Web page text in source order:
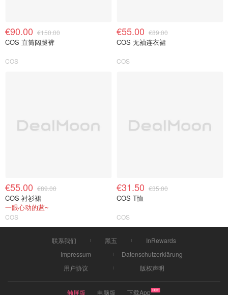
€90.00 €150.00
COS 直筒阔腿裤
COS
€55.00 €89.00
COS 无袖连衣裙
COS
€55.00 €89.00
COS 衬衫裙
一眼心动的蓝~
COS
€31.50 €35.00
COS T恤
COS
联系我们 黑五
InRewards
Impressum
Datenschutzerklärung
用户协议
版权声明
触屏版 电脑版 下载App